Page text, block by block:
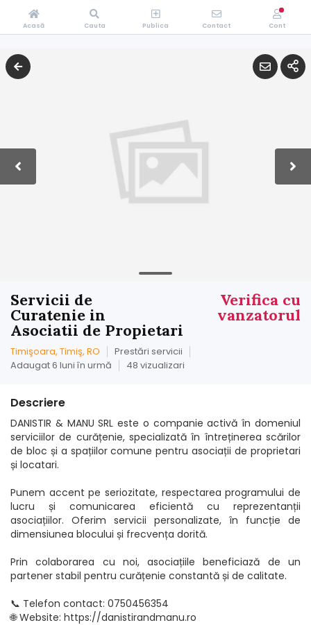
Verifica cu
vanzatorul
Servicii de
Curatenie in
Asociatii de Propietari
Timişoara, Timiş, RO
Prestări servicii
Adaugat 6 luni în urmă
48 vizualizari
Descriere
DANISTIR & MANU SRL este o companie activă în domeniul
serviciilor de curățenie, specializată în întreținerea scărilor
de bloc și a spațiilor comune pentru asociații de proprietari
și locatari.
Punem accent pe seriozitate, respectarea programului de
lucru și comunicarea eficientă cu reprezentanții
asociațiilor. Oferim servicii personalizate, în funcție de
dimensiunea blocului și frecvența dorită.
Prin colaborarea cu noi, asociațiile beneficiază de un
partener stabil pentru curățenie constantă și de calitate.
📞 Telefon contact: 0750456354
🌐 Website: https://danistirandmanu.ro
Acasă Cauta Publica Contact Cont